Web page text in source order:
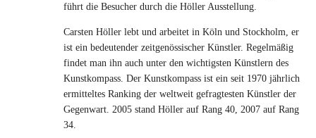
führt die Besucher durch die Höller Ausstellung.
Carsten Höller lebt und arbeitet in Köln und Stockholm, er
ist ein bedeutender zeitgenössischer Künstler. Regelmäßig
findet man ihn auch unter den wichtigsten Künstlern des
Kunstkompass. Der Kunstkompass ist ein seit 1970 jährlich
ermitteltes Ranking der weltweit gefragtesten Künstler der
Gegenwart. 2005 stand Höller auf Rang 40, 2007 auf Rang
34.